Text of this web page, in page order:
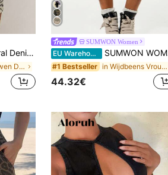
jurk met zebraprint en knoopsluiting en zakken
in Zak Vrouwen Denim Jurken
SUMWON Women
EU Warehouse SUMWON WOMEN Camouflage Cargo Shorts met parelmoer strass versieringen, wijde pijpen voor festival streetwear zomer
#1 Bestseller in Wijdbeens Vrouwen Denim Shorts
44.32€